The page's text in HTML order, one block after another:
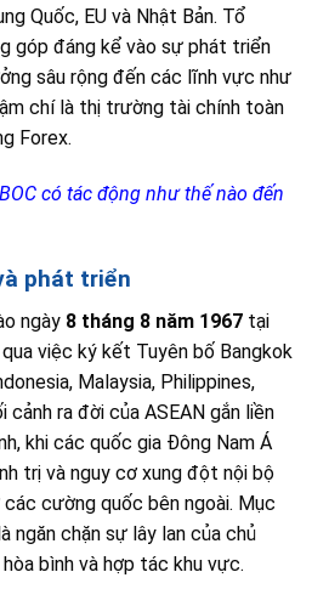
Quốc, EU và Nhật Bản. Tổ
góp đáng kể vào sự phát triển
sâu rộng đến các lĩnh vực như
chí là thị trường tài chính toàn
Forex.
có tác động như thế nào đến
phát triển
ngày 8 tháng 8 năm 1967 tại
việc ký kết Tuyên bố Bangkok
Malaysia, Philippines,
cảnh ra đời của ASEAN gắn liền
khi các quốc gia Đông Nam Á
trị và nguy cơ xung đột nội bộ
cường quốc bên ngoài. Mục
ngăn chặn sự lây lan của chủ
bình và hợp tác khu vực.